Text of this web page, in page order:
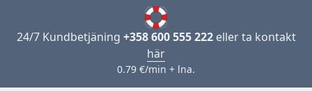
24/7 Kundbetjäning +358 600 555 222eller ta kontakt
här
0.79 €/min + lna.